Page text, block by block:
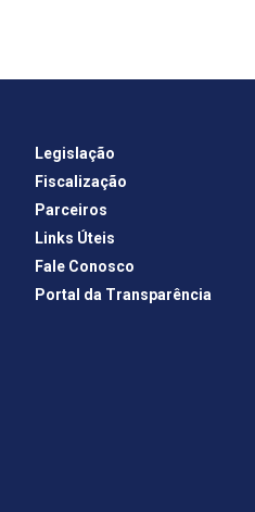
Legislação
Fiscalização
Parceiros
Links Úteis
Fale Conosco
Portal da Transparência